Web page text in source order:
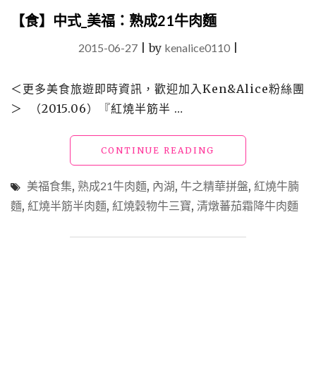
【食】中式_美福：熟成21牛肉麵
2015-06-27|by kenalice0110|
＜更多美食旅遊即時資訊，歡迎加入Ken&Alice粉絲團
＞ （2015.06）『紅燒半筋半 …
CONTINUE READING
中
式
_
美
熟
美福食集, 熟成21牛肉麵, 內湖, 牛之精華拼盤, 紅燒牛腩
麵, 紅燒半筋半肉麵, 紅燒穀物牛三寶, 清燉蕃茄霜降牛肉麵